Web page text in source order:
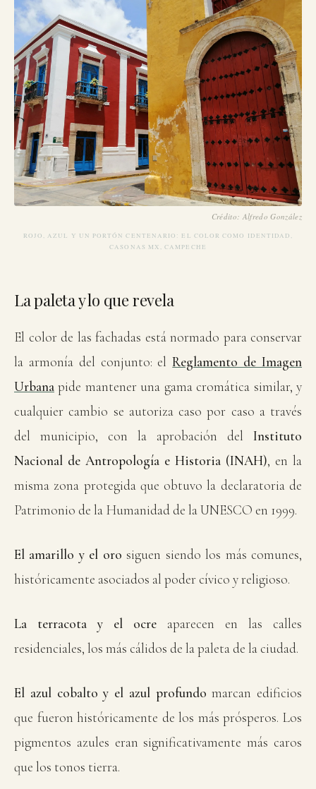
Crédito: Alfredo González
ROJO, AZUL Y UN PORTÓN CENTENARIO: EL COLOR COMO IDENTIDAD,
CASONAS MX, CAMPECHE
La paleta y lo que revela
El color de las fachadas está normado para conservar
la armonía del conjunto: elReglamento de Imagen
Urbana pide mantener una gama cromática similar, y
cualquier cambio se autoriza caso por caso a través
del municipio, con la aprobación del Instituto
Nacional de Antropología e Historia (INAH), en la
misma zona protegida que obtuvo la declaratoria de
Patrimonio de la Humanidad de la UNESCO en 1999.
El amarillo y el oro siguen siendo los más comunes,
históricamente asociados al poder cívico y religioso.
La terracota y el ocre aparecen en las calles
residenciales, los más cálidos de la paleta de la ciudad.
El azul cobalto y el azul profundo marcan edificios
que fueron históricamente de los más prósperos. Los
pigmentos azules eran significativamente más caros
que los tonos tierra.